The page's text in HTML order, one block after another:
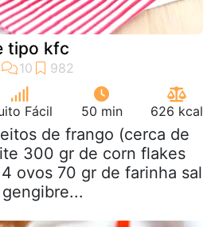
tipo kfc
Fácil 50 min 626 kcal
de frango (cerca de
300 gr de corn flakes
ovos 70 gr de farinha sal